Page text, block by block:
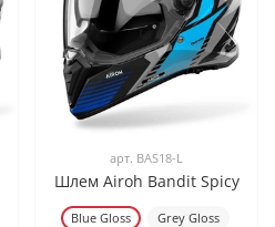
арт. BAS18-L
Шлем Airoh Bandit Spicy
Blue Gloss
Grey Gloss